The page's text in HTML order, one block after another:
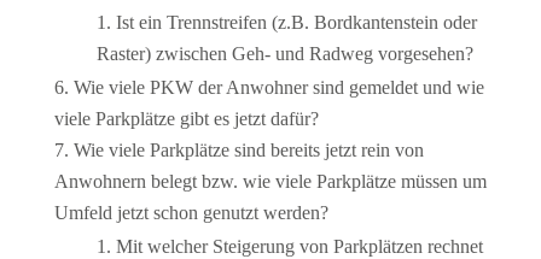
Ist ein Trennstreifen (z.B. Bordkantenstein oder
Raster) zwischen Geh- und Radweg vorgesehen?
Wie viele PKW der Anwohner sind gemeldet und wie
viele Parkplätze gibt es jetzt dafür?
Wie viele Parkplätze sind bereits jetzt rein von
Anwohnern belegt bzw. wie viele Parkplätze müssen um
Umfeld jetzt schon genutzt werden?
Mit welcher Steigerung von Parkplätzen rechnet